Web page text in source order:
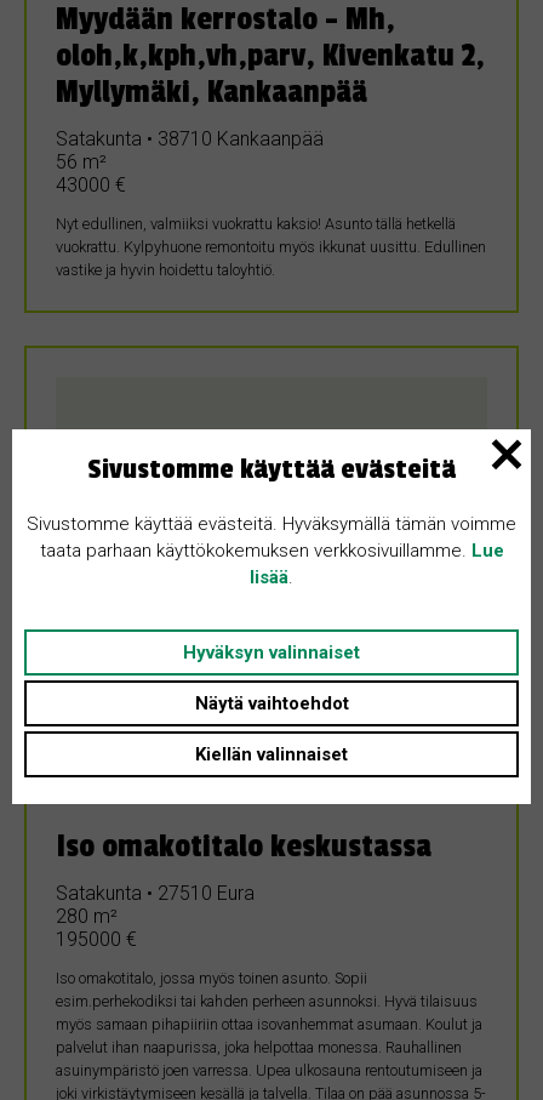
Myydään kerrostalo – Mh,
oloh,k,kph,vh,parv, Kivenkatu 2,
Myllymäki, Kankaanpää
Satakunta • 38710 Kankaanpää
56 m²
43000 €
Nyt edullinen, valmiiksi vuokrattu kaksio! Asunto tällä hetkellä
vuokrattu. Kylpyhuone remontoitu myös ikkunat uusittu. Edullinen
vastike ja hyvin hoidettu taloyhtiö.
MYYDÄÄN
Iso omakotitalo keskustassa
Satakunta • 27510 Eura
280 m²
195000 €
Iso omakotitalo, jossa myös toinen asunto. Sopii
esim.perhekodiksi tai kahden perheen asunnoksi. Hyvä tilaisuus
myös samaan pihapiiriin ottaa isovanhemmat asumaan. Koulut ja
palvelut ihan naapurissa, joka helpottaa monessa. Rauhallinen
asuinympäristö joen varressa. Upea ulkosauna rentoutumiseen ja
joki virkistäytymiseen kesällä ja talvella. Tilaa on pää asunnossa 5-
Sivustomme käyttää evästeitä
Sivustomme käyttää evästeitä. Hyväksymällä tämän voimme
taata parhaan käyttökokemuksen verkkosivuillamme. Lue
lisää
Hyväksyn valinnaiset
Näytä vaihtoehdot
Kiellän valinnaiset